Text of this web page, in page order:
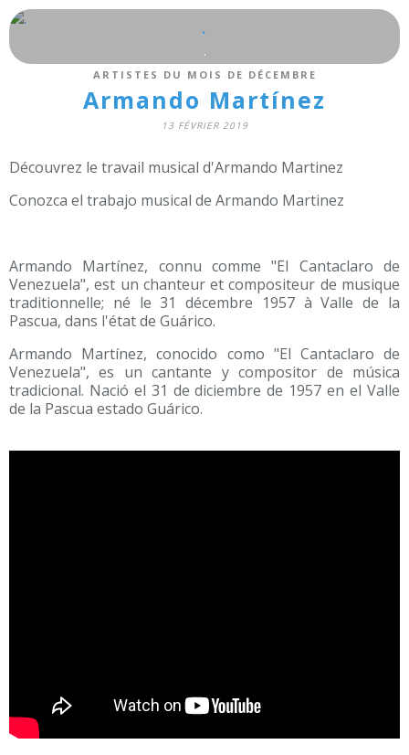
.
.
ARTISTES DU MOIS DE DÉCEMBRE
Armando Martínez
13 FÉVRIER 2019
Découvrez le travail musical d'Armando Martinez
Conozca el trabajo musical de Armando Martinez
Armando Martínez, connu comme "El Cantaclaro de
Venezuela", est un chanteur et compositeur de musique
traditionnelle; né le 31 décembre 1957 à Valle de la
Pascua, dans l'état de Guárico.
Armando Martínez, conocido como "El Cantaclaro de
Venezuela", es un cantante y compositor de música
tradicional. Nació el 31 de diciembre de 1957 en el Valle
de la Pascua estado Guárico.